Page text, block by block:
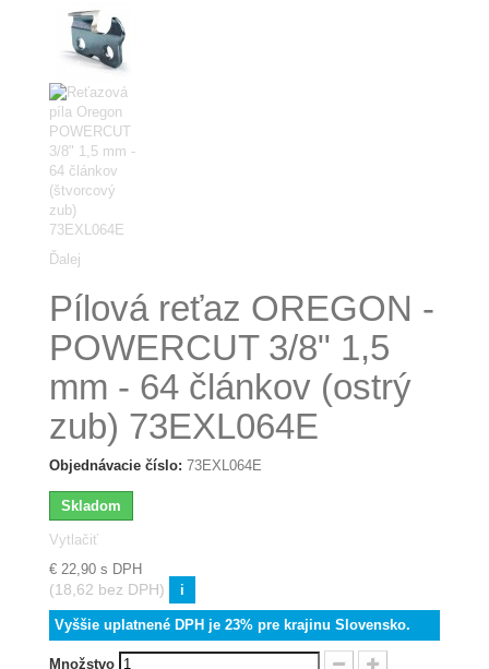
Ďalej
Pílová reťaz OREGON -
POWERCUT 3/8" 1,5
mm - 64 článkov (ostrý
zub) 73EXL064E
Objednávacie číslo: 73EXL064E
Skladom
Vytlačiť
€ 22,90 s DPH
(18,62 bez DPH) i
Vyššie uplatnené DPH je 23% pre krajinu Slovensko.
Množstvo